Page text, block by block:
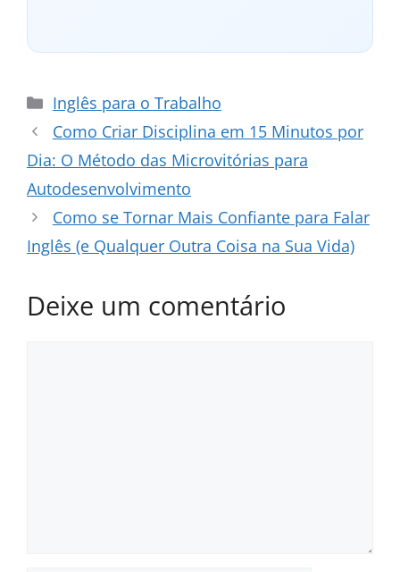
Categorias
Inglês para o Trabalho
Como Criar Disciplina em 15 Minutos por
Dia: O Método das Microvitórias para
Autodesenvolvimento
Como se Tornar Mais Confiante para Falar
Inglês (e Qualquer Outra Coisa na Sua Vida)
Deixe um comentário